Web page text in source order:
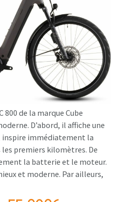
800 de la marque Cube
D’abord, il affiche une
immédiatement la
les premiers kilomètres. De
la batterie et le moteur.
et moderne. Par ailleurs,